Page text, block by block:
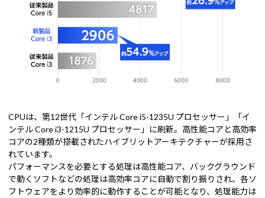
CPUは、第12世代「インテル Core i5-1235U プロセッサー」「イ
ンテル Core i3-1215U プロセッサー」に刷新。高性能コアと高効率
コアの2種類が搭載されたハイブリットアーキテクチャーが採用さ
れています。
パフォーマンスを必要とする処理は高性能コア、バックグラウンド
で動くソフトなどの処理は高効率コアに自動で割り振りされ、各ソ
フトウェアをより効率的に動作することが可能となり、処理能力は